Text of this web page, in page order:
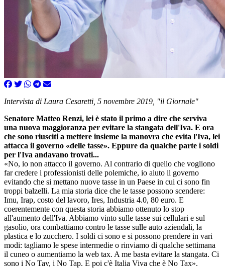
Intervista di Laura Cesaretti, 5 novembre 2019, "il Giornale"
Senatore Matteo Renzi, lei è stato il primo a dire che serviva
una nuova maggioranza per evitare la stangata dell'Iva. E ora
che sono riusciti a mettere insieme la manovra che evita l'Iva, lei
attacca il governo «delle tasse». Eppure da qualche parte i soldi
per l'Iva andavano trovati...
«No, io non attacco il governo. Al contrario di quello che vogliono
far credere i professionisti delle polemiche, io aiuto il governo
evitando che si mettano nuove tasse in un Paese in cui ci sono fin
troppi balzelli. La mia storia dice che le tasse possono scendere:
Imu, Irap, costo del lavoro, Ires, Industria 4.0, 80 euro. E
coerentemente con questa storia abbiamo ottenuto lo stop
all'aumento dell'Iva. Abbiamo vinto sulle tasse sui cellulari e sul
gasolio, ora combattiamo contro le tasse sulle auto aziendali, la
plastica e lo zucchero. I soldi ci sono e si possono prendere in vari
modi: tagliamo le spese intermedie o rinviamo di qualche settimana
il cuneo o aumentiamo la web tax. A me basta evitare la stangata. Ci
sono i No Tav, i No Tap. E poi c'è Italia Viva che è No Tax».